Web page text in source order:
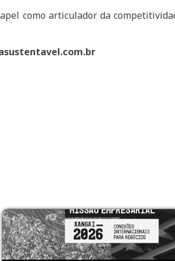
como articulador da